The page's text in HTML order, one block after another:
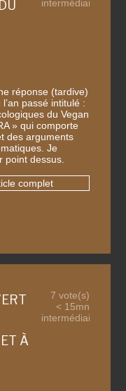
intermédiaire
réponse (tardive)
passé intitulé :
du Vegan
» qui comporte
des arguments
Je
point dessus.
complet
À
7 vote(s)
< 15mn
intermédiaire